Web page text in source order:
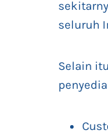
seluruh
Selain